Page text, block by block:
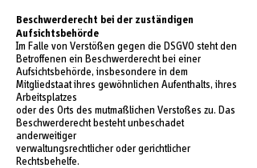
Beschwerderecht bei der zuständigen
Aufsichtsbehörde
Im Falle von Verstößen gegen die DSGVO steht den
Betroffenen ein Beschwerderecht bei einer
Aufsichtsbehörde, insbesondere in dem
Mitgliedstaat ihres gewöhnlichen Aufenthalts, ihres
Arbeitsplatzes
oder des Orts des mutmaßlichen Verstoßes zu. Das
Beschwerderecht besteht unbeschadet
anderweitiger
verwaltungsrechtlicher oder gerichtlicher
Rechtsbehelfe.